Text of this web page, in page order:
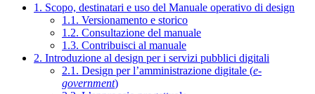
1. Scopo, destinatari e uso del Manuale operativo di design
1.1. Versionamento e storico
1.2. Consultazione del manuale
1.3. Contribuisci al manuale
2. Introduzione al design per i servizi pubblici digitali
2.1. Design per l’amministrazione digitale (e-
government)